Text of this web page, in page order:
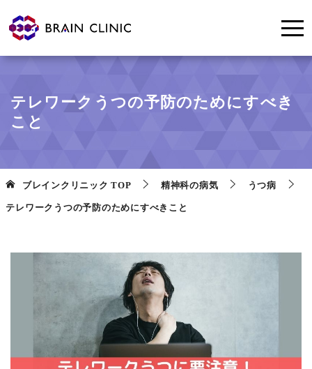
テレワークうつの予防のためにすべき
こと
ブレインクリニック TOP 精神科の病気 うつ病
テレワークうつの予防のためにすべきこと